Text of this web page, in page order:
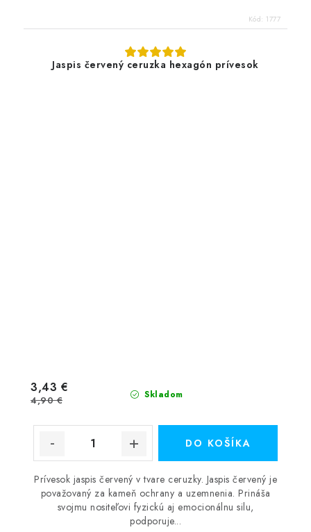
Kód: 1777
Jaspis červený ceruzka hexagón prívesok
Skladom
3,43 €
4,90 €
DO KOŠÍKA
Prívesok jaspis červený v tvare ceruzky. Jaspis červený je
považovaný za kameň ochrany a uzemnenia. Prináša
svojmu nositeľovi fyzickú aj emocionálnu silu,
podporuje...